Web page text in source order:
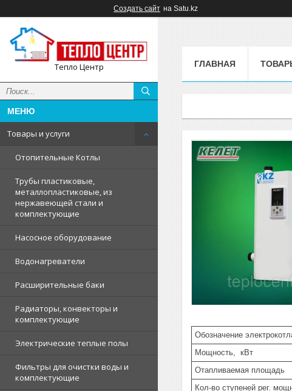
Создать сайт на Satu.kz
Тепло Центр
Товары и услуги
Отопительные Котлы
Трубы пластиковые,
металлопластиковые, из
нержавеющей стали и
комплектующие
Насосное оборудование
Водонагреватели
Расширительные баки
Радиаторы, конвекторы и
комплектующие
Электрические теплые полы
Фильтры для очистки воды и
комплектующие
ГЛАВНАЯ
Обозначение
Мощность, кВт
Отапливаемая площадь
Кол-во ступеней рег.